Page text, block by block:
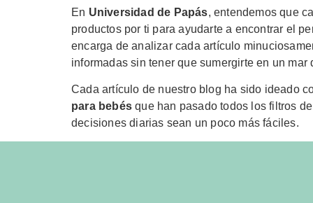
En Universidad de Papás, entendemos que
productos por ti para ayudarte a encontrar el
encarga de analizar cada artículo
informadas sin tener que sumergirte en un mar
Cada artículo de nuestro blog ha sido ideado
para bebés que han pasado todos los filtros
decisiones diarias sean un poco más fáciles.